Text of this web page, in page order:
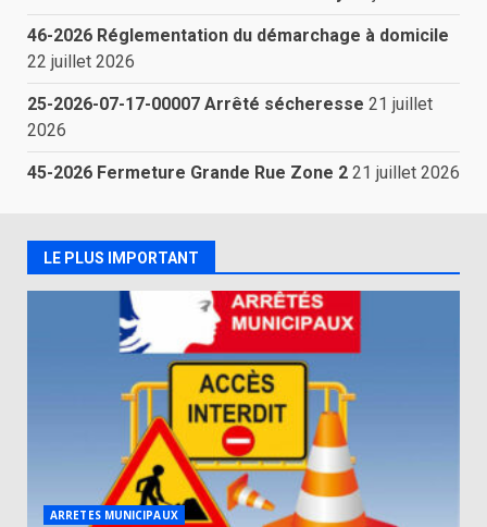
46-2026 Réglementation du démarchage à domicile
22 juillet 2026
25-2026-07-17-00007 Arrêté sécheresse 21 juillet
2026
45-2026 Fermeture Grande Rue Zone 2 21 juillet 2026
LE PLUS IMPORTANT
ARRETES MUNICIPAUX